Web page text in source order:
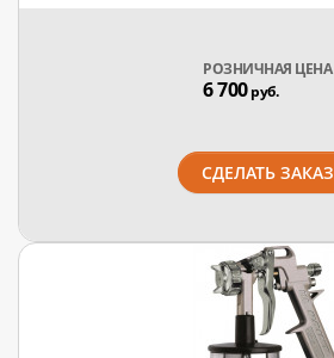
РОЗНИЧНАЯ ЦЕНА
6 700руб.
СДЕЛАТЬ ЗАКАЗ